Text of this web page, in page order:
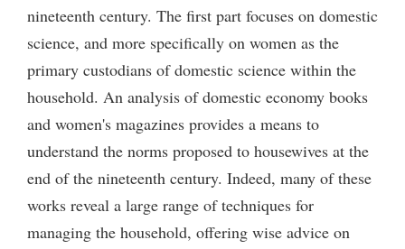
nineteenth century. The first part focuses on domestic
science, and more specifically on women as the
primary custodians of domestic science within the
household. An analysis of domestic economy books
and women's magazines provides a means to
understand the norms proposed to housewives at the
end of the nineteenth century. Indeed, many of these
works reveal a large range of techniques for
managing the household, offering wise advice on